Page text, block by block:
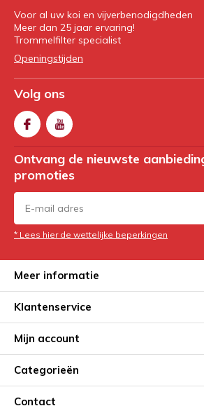
Voor al uw koi en vijverbenodigdheden
Meer dan 25 jaar ervaring!
Trommelfilter specialist
Openingstijden
Volg ons
Ontvang de nieuwste
promoties
* Lees hier de wettelijke beperkingen
Meer informatie
Klantenservice
Mijn account
Categorieën
Contact